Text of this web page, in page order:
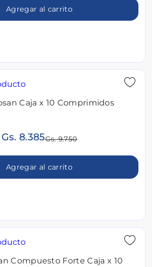
Agregar al carrito
Caja x 10 Comprimidos
Gs. 8.385Gs. 9.750
Agregar al carrito
Compuesto Forte Caja x 10